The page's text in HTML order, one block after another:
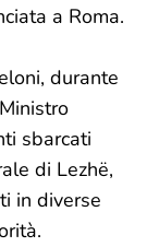
a Roma.
durante
sbarcati
di Lezhë,
in diverse